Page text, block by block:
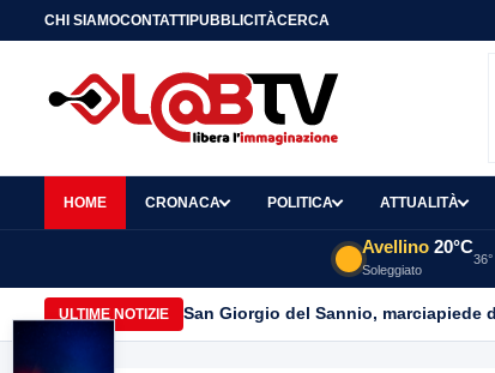
CHI SIAMOCONTATTIPUBBLICITÀCERCA
HOME CRONACA POLITICA ATTUALITÀ
Avellino 20°C
Soleggiato
ULTIME NOTIZIE San Giorgio del Sannio, marciapiede